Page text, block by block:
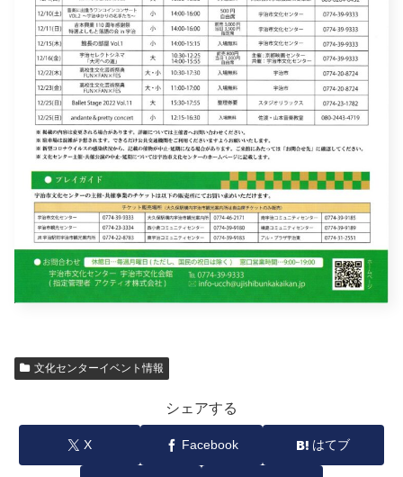
文化センターイベント情報
シェアする
X Facebook はてブ